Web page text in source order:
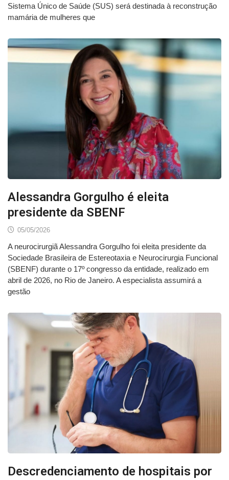
Sistema Único de Saúde (SUS) será destinada à reconstrução
mamária de mulheres que
Alessandra Gorgulho é eleita
presidente da SBENF
05/05/2026
A neurocirurgiã Alessandra Gorgulho foi eleita presidente da
Sociedade Brasileira de Estereotaxia e Neurocirurgia Funcional
(SBENF) durante o 17º congresso da entidade, realizado em
abril de 2026, no Rio de Janeiro. A especialista assumirá a
gestão
Descredenciamento de hospitais por